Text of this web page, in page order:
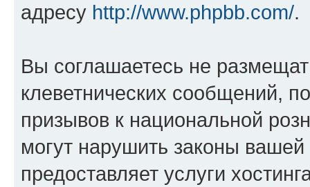
адресу http://www.phpbb.com/.
Вы соглашаетесь не
клеветнических сообщений,
призывов к национальной
могут нарушить законы
предоставляет услуги